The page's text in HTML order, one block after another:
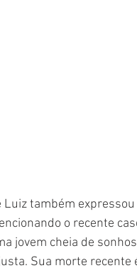
Luiz também
o recente
jovem cheia de
Sua morte recente